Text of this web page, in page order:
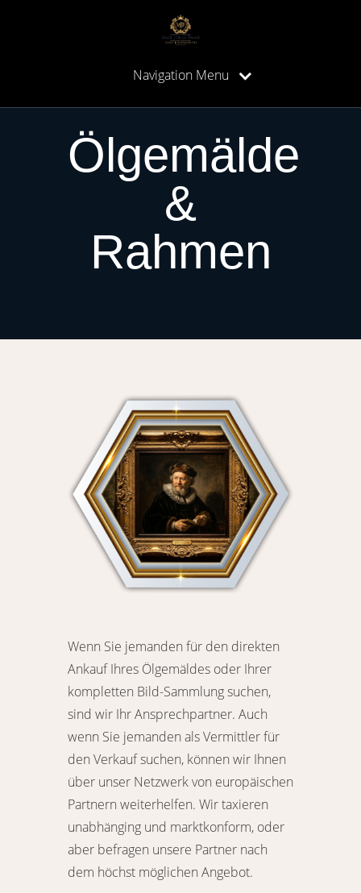
Navigation Menu
Ölgemälde
&
Rahmen
Wenn Sie jemanden für den direkten
Ankauf Ihres Ölgemäldes oder Ihrer
kompletten Bild-Sammlung suchen,
sind wir Ihr Ansprechpartner. Auch
wenn Sie jemanden als Vermittler für
den Verkauf suchen, können wir Ihnen
über unser Netzwerk von europäischen
Partnern weiterhelfen. Wir taxieren
unabhänging und marktkonform, oder
aber befragen unsere Partner nach
dem höchst möglichen Angebot.